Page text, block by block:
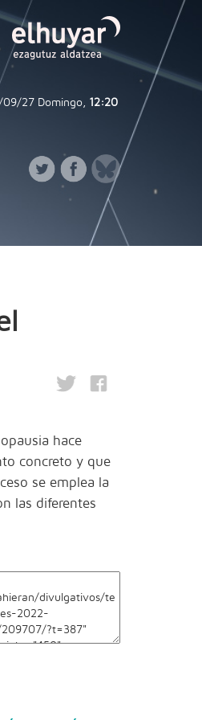
09/27 Domingo, 12:20
hace
concreto y que
se emplea la
las diferentes